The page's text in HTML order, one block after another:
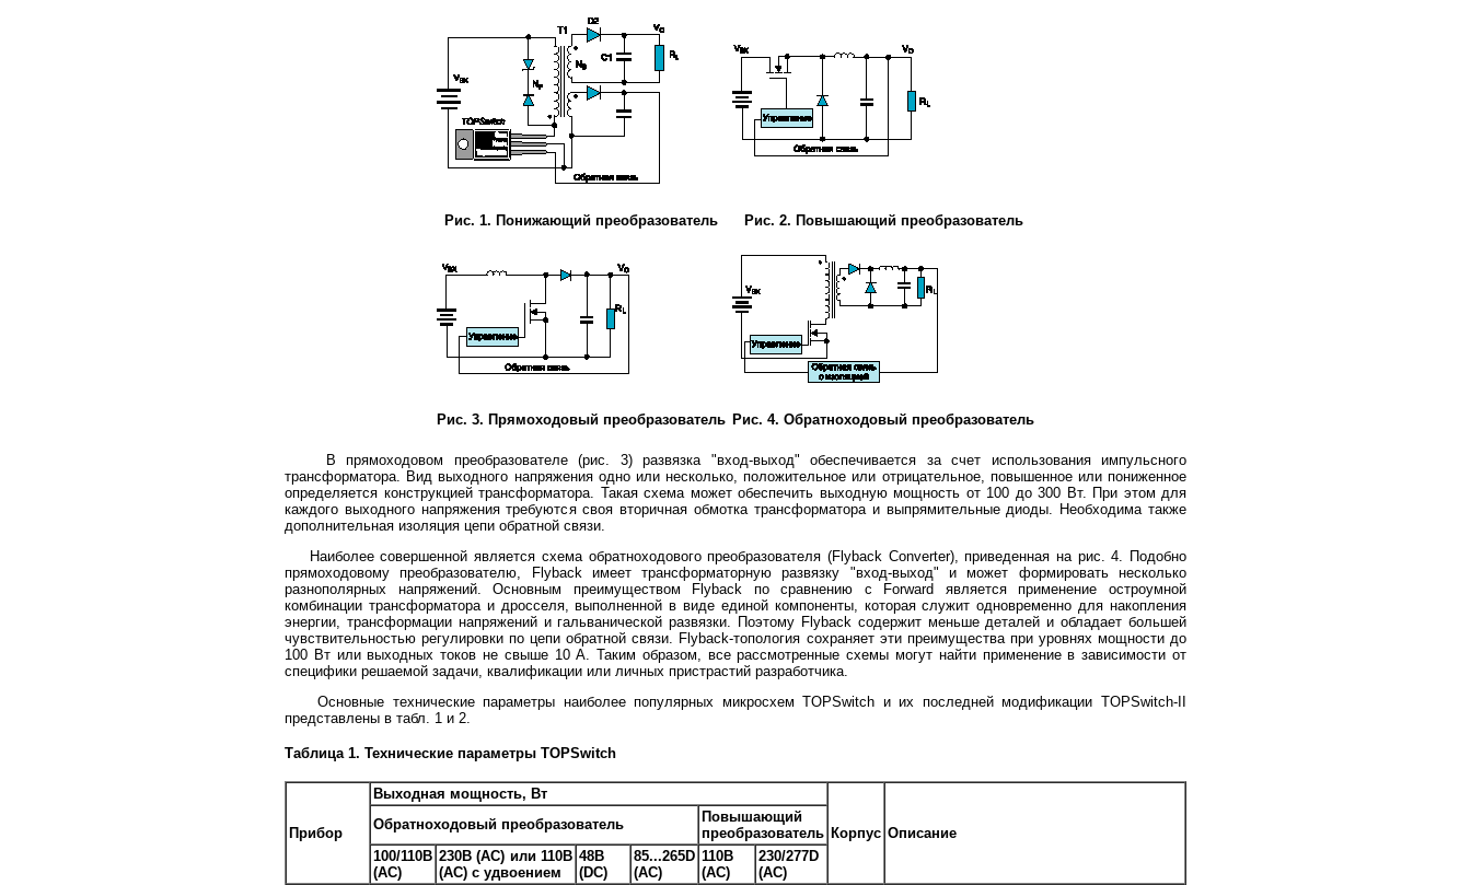
Рис. 1. Понижающий преобразователь Рис. 2. Повышающий преобразователь
Рис. 3. Прямоходовый преобразователь Рис. 4. Обратноходовый преобразователь
В прямоходовом преобразователе (рис. 3) развязка "вход-выход" обеспечивается за счет использования импульсного
трансформатора. Вид выходного напряжения одно или несколько, положительное или отрицательное, повышенное или пониженное
определяется конструкцией трансформатора. Такая схема может обеспечить выходную мощность от 100 до 300 Вт. При этом для
каждого выходного напряжения требуются своя вторичная обмотка трансформатора и выпрямительные диоды. Необходима также
дополнительная изоляция цепи обратной связи.
Наиболее совершенной является схема обратноходового преобразователя (Flyback Converter), приведенная на рис. 4. Подобно
прямоходовому преобразователю, Flyback имеет трансформаторную развязку "вход-выход" и может формировать несколько
разнополярных напряжений. Основным преимуществом Flyback по сравнению с Forward является применение остроумной
комбинации трансформатора и дросселя, выполненной в виде единой компоненты, которая служит одновременно для накопления
энергии, трансформации напряжений и гальванической развязки. Поэтому Flyback содержит меньше деталей и обладает большей
чувствительностью регулировки по цепи обратной связи. Flyback-топология сохраняет эти преимущества при уровнях мощности до
100 Вт или выходных токов не свыше 10 А. Таким образом, все рассмотренные схемы могут найти применение в зависимости от
специфики решаемой задачи, квалификации или личных пристрастий разработчика.
Основные технические параметры наиболее популярных микросхем TOPSwitch и их последней модификации TOPSwitch-II
представлены в табл. 1 и 2.
Таблица 1. Технические параметры TOPSwitch
Прибор
Выходная мощность, Вт
Корпус Описание
Обратноходовый преобразователь
Повышающий
преобразователь
100/110В
(АС)
230В (АС) или 110В
(АС) с удвоением
48B
(DC)
85...265D
(AC)
110B
(AC)
230/277D
(AC)